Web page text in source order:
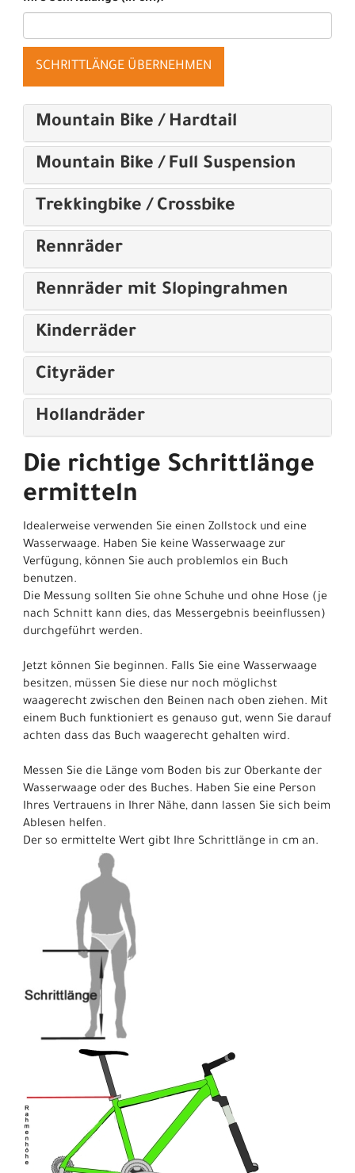
SCHRITTLÄNGE ÜBERNEHMEN
Mountain Bike / Hardtail
Mountain Bike / Full Suspension
Trekkingbike / Crossbike
Rennräder
Rennräder mit Slopingrahmen
Kinderräder
Cityräder
Hollandräder
Die richtige Schrittlänge
ermitteln
Idealerweise verwenden Sie einen Zollstock und eine
Wasserwaage. Haben Sie keine Wasserwaage zur
Verfügung, können Sie auch problemlos ein Buch
benutzen.
Die Messung sollten Sie ohne Schuhe und ohne Hose (je
nach Schnitt kann dies, das Messergebnis beeinflussen)
durchgeführt werden.
Jetzt können Sie beginnen. Falls Sie eine Wasserwaage
besitzen, müssen Sie diese nur noch möglichst
waagerecht zwischen den Beinen nach oben ziehen. Mit
einem Buch funktioniert es genauso gut, wenn Sie darauf
achten dass das Buch waagerecht gehalten wird.
Messen Sie die Länge vom Boden bis zur Oberkante der
Wasserwaage oder des Buches. Haben Sie eine Person
Ihres Vertrauens in Ihrer Nähe, dann lassen Sie sich beim
Ablesen helfen.
Der so ermittelte Wert gibt Ihre Schrittlänge in cm an.